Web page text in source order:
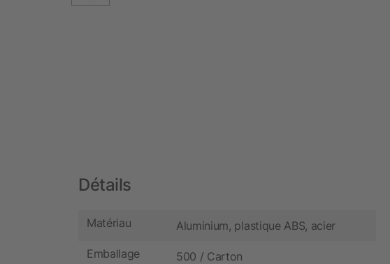
Détails
Matériau Aluminium, plastique ABS, acier
Emballage 500 / Carton